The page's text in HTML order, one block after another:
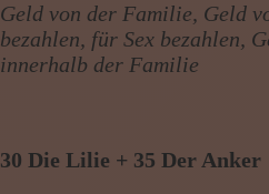
Geld von der Familie, Geld
bezahlen, für Sex bezahlen,
innerhalb der Familie
30 Die Lilie + 35 Der Anker